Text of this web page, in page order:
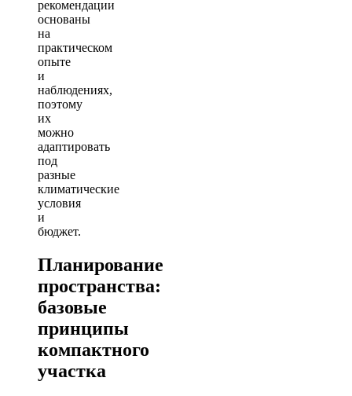
рекомендации
основаны
на
практическом
опыте
и
наблюдениях,
поэтому
их
можно
адаптировать
под
разные
климатические
условия
и
бюджет.
Планирование
пространства:
базовые
принципы
компактного
участка